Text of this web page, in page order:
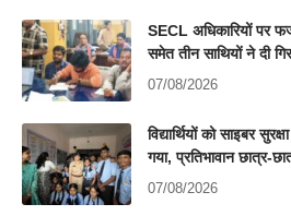
SECL अधिकारियों पर
समेत तीन साथियों ने दी
07/08/2026
विद्यार्थियों को साइबर
गया, प्रतिभावान छात्र-
07/08/2026